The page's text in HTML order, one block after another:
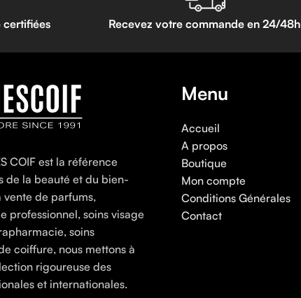
certifiées Recevez votre commande en 24/48h
COIF est la référence
de la beauté et du bien-
vente de parfums,
professionnel, soins visage
soins
coiffure, nous mettons à
rigoureuse des
et internationales.
Menu
Accueil
A propos
Boutique
Mon compte
Conditions Générales
Contact